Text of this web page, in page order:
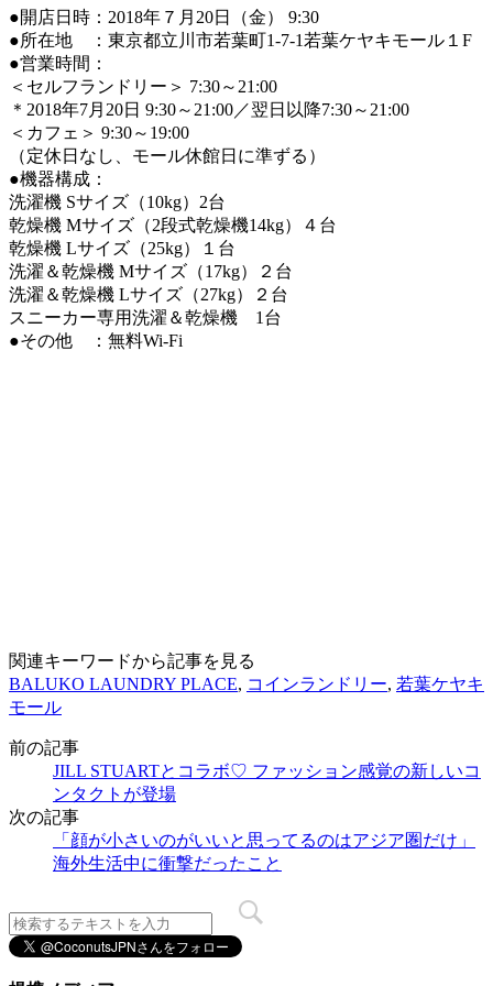
●開店日時：2018年７月20日（金） 9:30
●所在地 ：東京都立川市若葉町1-7-1若葉ケヤキモール１F
●営業時間：
＜セルフランドリー＞ 7:30～21:00
＊2018年7月20日 9:30～21:00／翌日以降7:30～21:00
＜カフェ＞ 9:30～19:00
（定休日なし、モール休館日に準ずる）
●機器構成：
洗濯機 Sサイズ（10kg）2台
乾燥機 Mサイズ（2段式乾燥機14kg）４台
乾燥機 Lサイズ（25kg）１台
洗濯＆乾燥機 Mサイズ（17kg）２台
洗濯＆乾燥機 Lサイズ（27kg）２台
スニーカー専用洗濯＆乾燥機 1台
●その他 ：無料Wi-Fi
関連キーワードから記事を見る
BALUKO LAUNDRY PLACE, コインランドリー, 若葉ケヤキ
モール
前の記事
JILL STUARTとコラボ♡ ファッション感覚の新しいコ
ンタクトが登場
次の記事
「顔が小さいのがいいと思ってるのはアジア圏だけ」
海外生活中に衝撃だったこと